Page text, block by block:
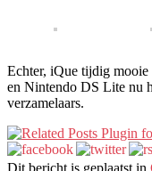
Echter, iQue tijdig
en Nintendo DS Lite nu
verzamelaars.